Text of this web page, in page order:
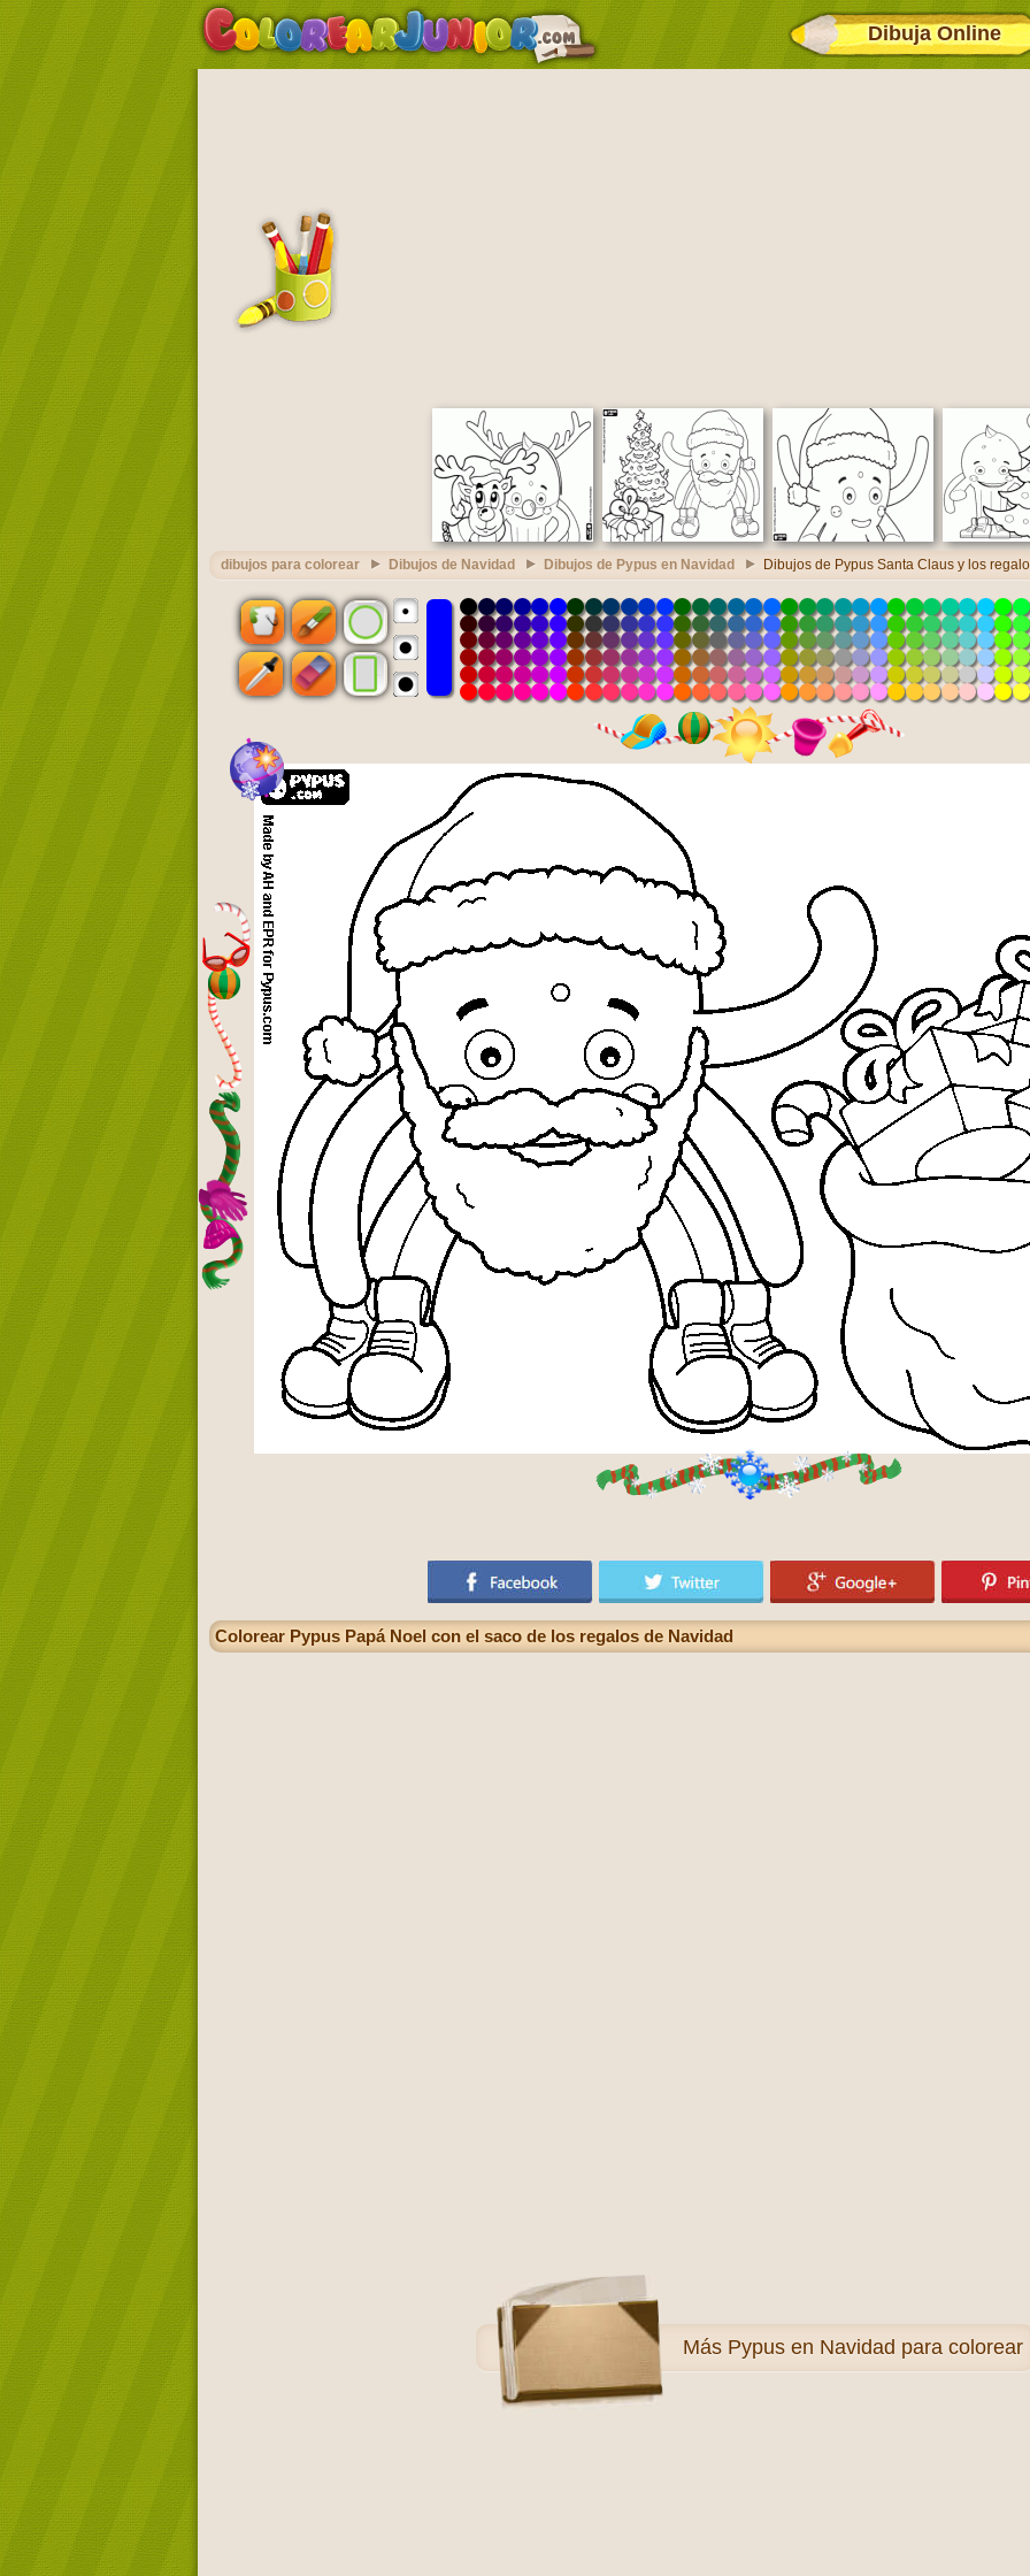
Dibuja Online
dibujos para colorear Dibujos de Navidad Dibujos de Pypus en Navidad Dibujos de Pypus Santa Claus y los
Colorear Pypus Papá Noel con el saco de los regalos de Navidad
Más Pypus en Navidad para colorear